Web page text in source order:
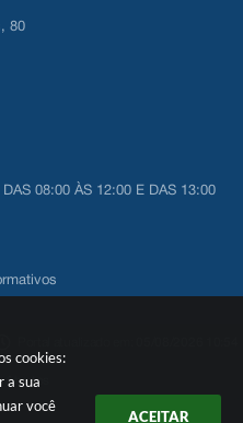
cookies:
a sua
você
ACEITAR
80
DAS 08:00 ÀS 12:00 E DAS 13:00
Abertos